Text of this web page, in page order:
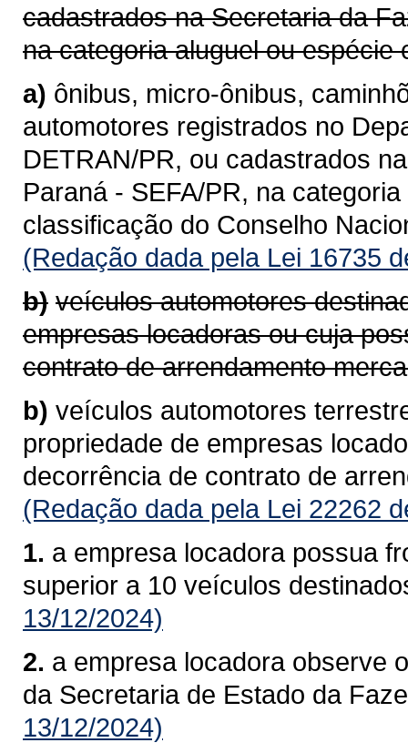
cadastrados na Secretaria da
na categoria aluguel ou espécie
a) ônibus, micro-ônibus,
automotores registrados no
DETRAN/PR, ou cadastrados
Paraná - SEFA/PR, na
classificação do Conselho
(Redação dada pela Lei 16735
b) veículos automotores
empresas locadoras ou cuja
contrato de arrendamento
b) veículos automotores
propriedade de empresas
decorrência de contrato de
(Redação dada pela Lei 22262
1. a empresa locadora possua
superior a 10 veículos
13/12/2024)
2. a empresa locadora observe
da Secretaria de Estado da
13/12/2024)